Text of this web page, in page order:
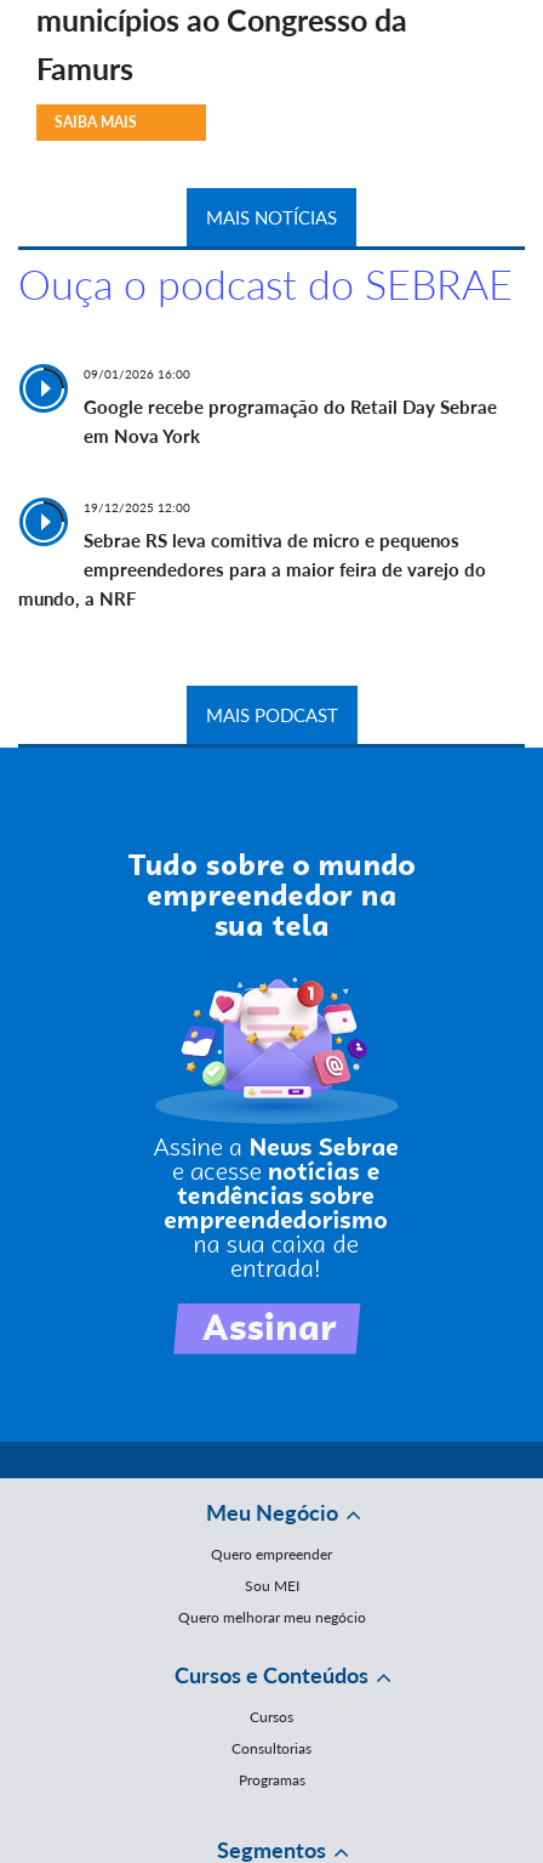
municípios ao Congresso da
Famurs
SAIBA MAIS
MAIS NOTÍCIAS
Ouça o podcast do SEBRAE
09/01/2026 16:00
Google recebe programação do Retail Day Sebrae
em Nova York
19/12/2025 12:00
Sebrae RS leva comitiva de micro e pequenos
empreendedores para a maior feira de varejo do
mundo, a NRF
MAIS PODCAST
Meu Negócio
Quero empreender
Sou MEI
Quero melhorar meu negócio
Cursos e Conteúdos
Cursos
Consultorias
Programas
Segmentos